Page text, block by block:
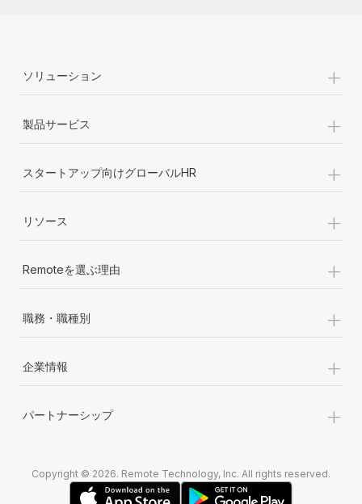
ソリューション +
製品サービス +
スタートアップ向けグローバルHR +
リソース +
Remoteを選ぶ理由 +
職務・職種別 +
企業情報 +
パートナーシップ +
Copyright © 2026. Remote Technology, Inc. All rights reserved.